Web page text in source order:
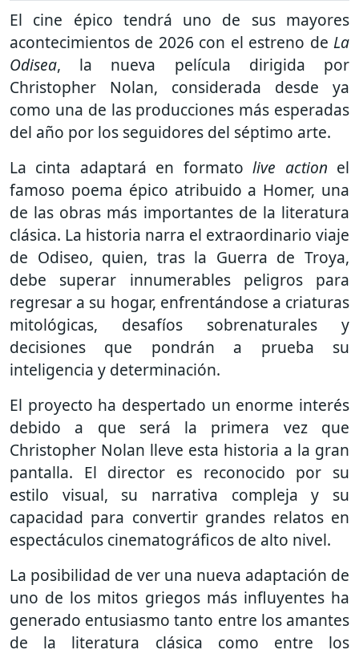
El cine épico tendrá uno de sus mayores
acontecimientos de 2026 con el estreno de La
Odisea, la nueva película dirigida por
Christopher Nolan, considerada desde ya
como una de las producciones más esperadas
del año por los seguidores del séptimo arte.
La cinta adaptará en formatolive action el
famoso poema épico atribuido a Homer, una
de las obras más importantes de la literatura
clásica. La historia narra el extraordinario viaje
de Odiseo, quien, tras la Guerra de Troya,
debe superar innumerables peligros para
regresar a su hogar, enfrentándose a criaturas
mitológicas, desafíos sobrenaturales y
decisiones que pondrán a prueba su
inteligencia y determinación.
El proyecto ha despertado un enorme interés
debido a que será la primera vez que
Christopher Nolan lleve esta historia a la gran
pantalla. El director es reconocido por su
estilo visual, su narrativa compleja y su
capacidad para convertir grandes relatos en
espectáculos cinematográficos de alto nivel.
La posibilidad de ver una nueva adaptación de
uno de los mitos griegos más influyentes ha
generado entusiasmo tanto entre los amantes
de la literatura clásica como entre los